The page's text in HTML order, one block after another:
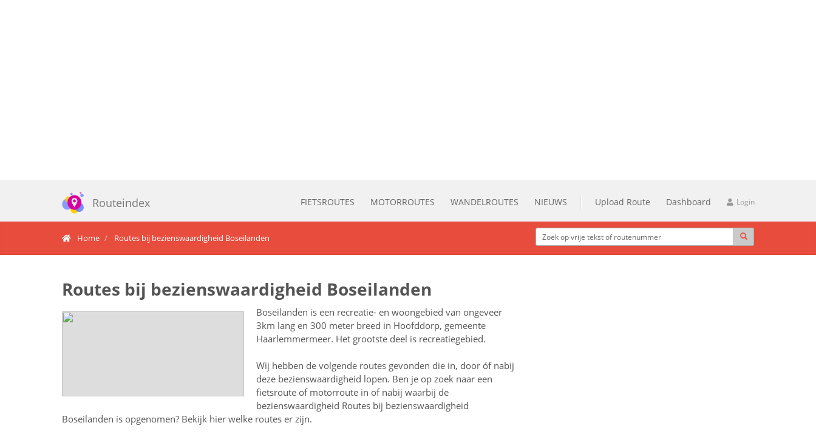
Routeindex FIETSROUTES MOTORROUTES WANDELROUTES NIEUWS Upload Route Dashboard Login
Home Routes bij bezienswaardigheid Boseilanden
Routes bij bezienswaardigheid Boseilanden
Boseilanden is een recreatie- en woongebied van ongeveer
3km lang en 300 meter breed in Hoofddorp, gemeente
Haarlemmermeer. Het grootste deel is recreatiegebied.
Wij hebben de volgende routes gevonden die in, door óf nabij
deze bezienswaardigheid lopen. Ben je op zoek naar een
fietsroute of motorroute in of nabij waarbij de
bezienswaardigheid Routes bij bezienswaardigheid
Boseilanden is opgenomen? Bekijk hier welke routes er zijn.